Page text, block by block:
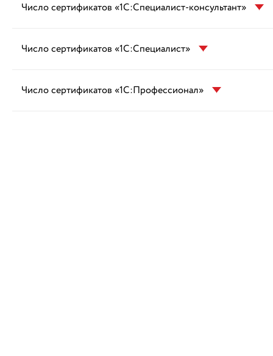
Число сертификатов «1С:Специалист-консультант»
Число сертификатов «1С:Специалист»
Число сертификатов «1С:Профессионал»